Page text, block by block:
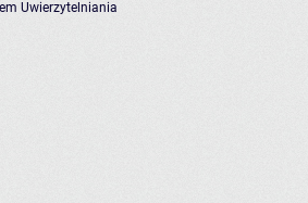
Uwierzytelniania